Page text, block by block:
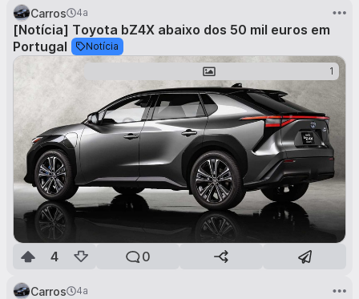
Carros 4a
[Notícia] Toyota bZ4X abaixo dos 50 mil euros em
Portugal
Notícia
1
4 0
Carros 4a